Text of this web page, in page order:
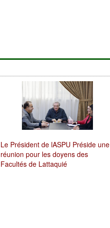
Le Président de lASPU Préside une
réunion pour les doyens des
Facultés de Lattaquié